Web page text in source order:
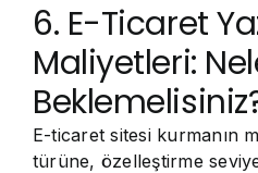
6. E-Ticaret
Maliyetleri:
E-ticaret sitesi kurmanın
türüne, özelleştirme